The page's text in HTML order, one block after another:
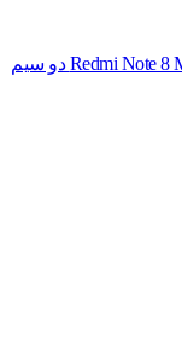
گوشی موبایل شیائومی مدل Redmi Note 8 M1908C3JG دو سیم‌